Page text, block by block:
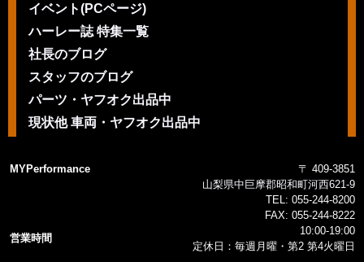
イベント(PCページ)
ハーレー誌 特集一覧
社長のブログ
スタッフのブログ
パーツ・ヤフオク出品中
現状他 車両・ヤフオク出品中
MYPerformance
〒 409-3851
山梨県中巨摩郡昭和町河西621-9
TEL: 055-244-8200
FAX: 055-244-8222
営業時間
10:00-19:00
定休日：毎週月曜・第2 第4火曜日